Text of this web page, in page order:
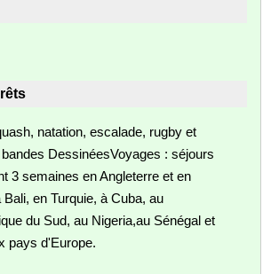
natation, escalade, rugby et
DessinéesVoyages : séjours
3 semaines en Angleterre et en
en Turquie, à Cuba, au
du Sud, au Nigeria,au Sénégal et
pays d'Europe.